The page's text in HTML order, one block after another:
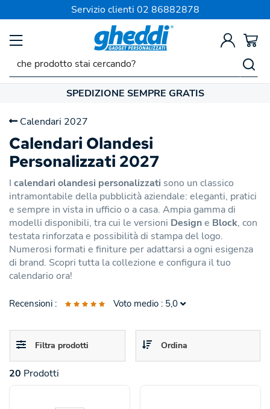
Servizio clienti 02 86882878
SPEDIZIONE SEMPRE GRATIS
Calendari 2027
Calendari Olandesi
Personalizzati 2027
I calendari olandesi personalizzati sono un classico
intramontabile della pubblicità aziendale: eleganti, pratici
e sempre in vista in ufficio o a casa. Ampia gamma di
modelli disponibili, tra cui le versioni Designe Block, con
testata rinforzata e possibilità di stampa del logo.
Numerosi formati e finiture per adattarsi a ogni esigenza
di brand. Scopri tutta la collezione e configura il tuo
calendario ora!
Recensioni : Voto medio : 5,0
Calendario 2027 da Muro Mensile Multicolore
Ottimo prodotto ha soddisfatto le mie esigenze, grazie
24/12/2025
Toggle
navigation
Filtra prodotti
Toggle
navigation
Ordina
20 Prodotti